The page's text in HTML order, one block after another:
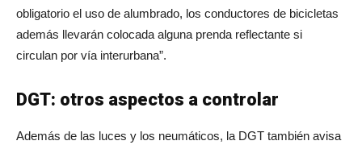
obligatorio el uso de alumbrado, los conductores de bicicletas
además llevarán colocada alguna prenda reflectante si
circulan por vía interurbana”.
DGT: otros aspectos a controlar
Además de las luces y los neumáticos, la DGT también avisa